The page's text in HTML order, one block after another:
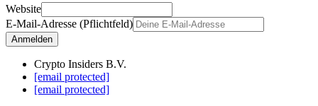
Website
E-Mail-Adresse (Pflichtfeld)
Anmelden
Crypto Insiders B.V.
[email protected]
[email protected]